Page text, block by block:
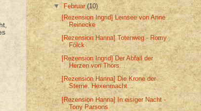
▼Februar(10)
[Rezension Ingrid] Leinsee von Anne
Reinecke
[Rezension Hanna] Totenweg - Romy
Fölck
[Rezension Ingrid] Der Abfall der
Herzen von Thors...
[Rezension Hanna] Die Krone der
Sterne. Hexenmacht...
[Rezension Hanna] In eisiger Nacht -
Tony Parsons